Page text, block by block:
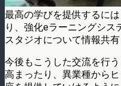
最高の学びを提供するに
り、強化eラーニングシ
スタジオについて情報共有
今後もこうした交流を行
高まったり、異業種から